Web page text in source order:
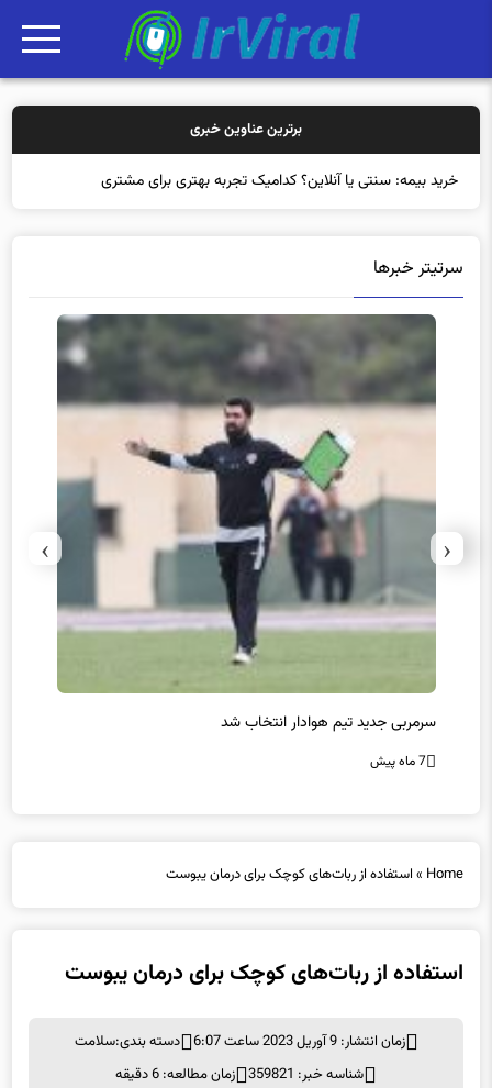
برترین عناوین خبری
خرید بیمه: سنتی یا آنلاین؟ کدامیک تجربه بهتری برای مشتریان ایجاد می
سرتیتر خبرها
سرمربی جدید تیم هوادار انتخاب شد
7 ماه پیش
‹
›
Home
» استفاده از ربات‌های کوچک برای درمان یبوست
استفاده از ربات‌های کوچک برای درمان یبوست
زمان انتشار: 9 آوریل 2023 ساعت 6:07 دسته بندی:سلامت
شناسه خبر: 359821
زمان مطالعه: 6 دقیقه